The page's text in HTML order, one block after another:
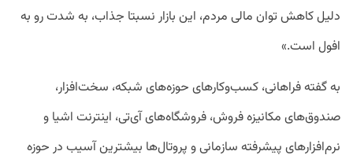
دلیل کاهش توان مالی مردم، این بازار نسبتا جذاب، به شدت رو به
افول است.»
به گفته فراهانی، کسب‌وکار‌های حوزه‌های شبکه، سخت‌افزار،
صندوق‌های مکانیزه فروش، فروشگاه‌های آی‌تی، اینترنت اشیا و
نرم‌افزارهای پیشرفته سازمانی و پروتال‌ها بیشترین آسیب در حوزه